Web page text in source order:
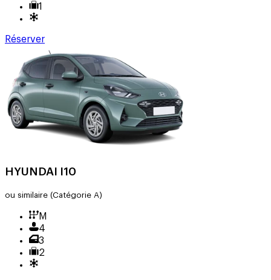
1
Réserver
HYUNDAI I10
ou similaire (Catégorie A)
M
4
3
2